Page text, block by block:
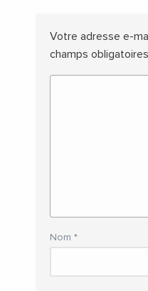
Votre adresse e-
champs
Nom *